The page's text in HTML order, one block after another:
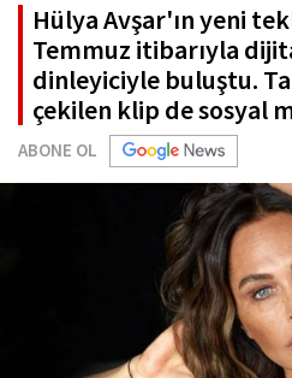
Hülya Avşar'ın yeni
Temmuz itibarıyla
dinleyiciyle buluştu.
çekilen klip de sosyal
ABONE OL